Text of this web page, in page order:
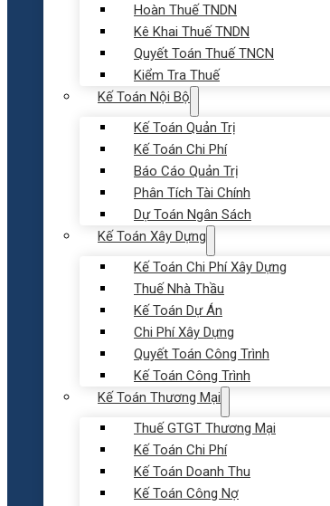
Hoàn Thuế TNDN
Kê Khai Thuế TNDN
Quyết Toán Thuế TNCN
Kiểm Tra Thuế
Kế Toán Nội Bộ
Kế Toán Quản Trị
Kế Toán Chi Phí
Báo Cáo Quản Trị
Phân Tích Tài Chính
Dự Toán Ngân Sách
Kế Toán Xây Dựng
Kế Toán Chi Phí Xây Dựng
Thuế Nhà Thầu
Kế Toán Dự Án
Chi Phí Xây Dựng
Quyết Toán Công Trình
Kế Toán Công Trình
Kế Toán Thương Mại
Thuế GTGT Thương Mại
Kế Toán Chi Phí
Kế Toán Doanh Thu
Kế Toán Công Nợ